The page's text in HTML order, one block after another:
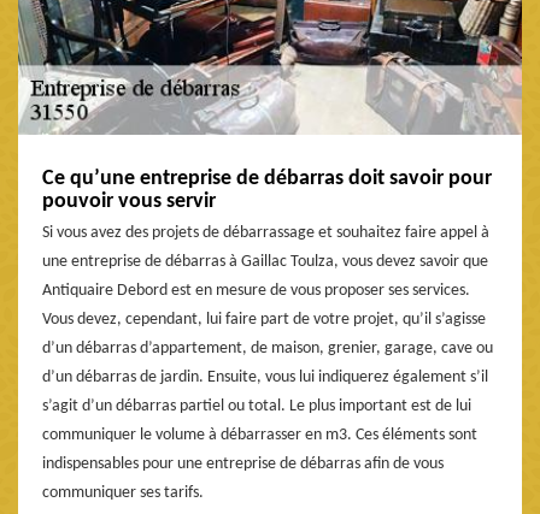
Ce qu’une entreprise de débarras doit savoir pour
pouvoir vous servir
Si vous avez des projets de débarrassage et souhaitez faire appel à
une entreprise de débarras à Gaillac Toulza, vous devez savoir que
Antiquaire Debord est en mesure de vous proposer ses services.
Vous devez, cependant, lui faire part de votre projet, qu’il s’agisse
d’un débarras d’appartement, de maison, grenier, garage, cave ou
d’un débarras de jardin. Ensuite, vous lui indiquerez également s’il
s’agit d’un débarras partiel ou total. Le plus important est de lui
communiquer le volume à débarrasser en m3. Ces éléments sont
indispensables pour une entreprise de débarras afin de vous
communiquer ses tarifs.